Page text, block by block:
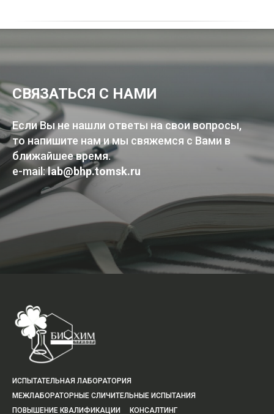
СВЯЗАТЬСЯ С НАМИ
Если Вы не нашли ответы на свои вопросы,
то напишите нам и мы свяжемся с Вами в
ближайшее время.
e-mail:lab@bhp.tomsk.ru
Submit
ИСПЫТАТЕЛЬНАЯ ЛАБОРАТОРИЯ
МЕЖЛАБОРАТОРНЫЕ СЛИЧИТЕЛЬНЫЕ ИСПЫТАНИЯ
ПОВЫШЕНИЕ КВАЛИФИКАЦИИ
КОНСАЛТИНГ